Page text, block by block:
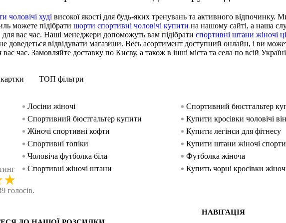
чоловічі худі високої якості для будь-яких тренувань та активного відпочинку.
можете підібратишорти спортивні чоловічі купити на нашому сайті, а наша
вас час. Наші менеджери допоможуть вам підібратиспортивні штани жіночі
доведеться відвідувати магазини. Весь асортимент доступний онлайн, і ви
час. Замовляйте доставку по Києву, а також в інші міста та села по всій
ТОП фільтри
Лосіни жіночі
Спортивний бюстгальтер
Спортивний бюстгальтер купити
Купити кросівки чоловічі
Жіночі спортивні кофти
Купити легінси для фітнесу
Спортивні топіки
Купити штани жіночі
Чоловіча футболка біла
Футболка жіноча
Спортивні жіночі штани
Купить чорні кросівки
Кросівки білі чоловічі
★
голосів.
НАВІГАЦІЯ